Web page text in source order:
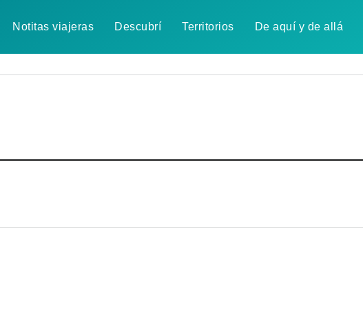
Notitas viajeras Descubrí Territorios De aquí y de allá